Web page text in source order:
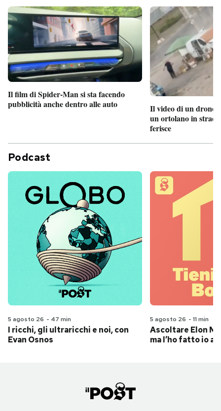
Il film di Spider-Man si sta facendo
pubblicità anche dentro alle auto
Il video di un drone
un ortolano in
ferisce
Podcast
5 agosto 26 - 47 min
I ricchi, gli ultraricchi e noi, con
Evan Osnos
5 agosto 26 - 11 min
Ascoltare Elon
ma l’ho fatto io